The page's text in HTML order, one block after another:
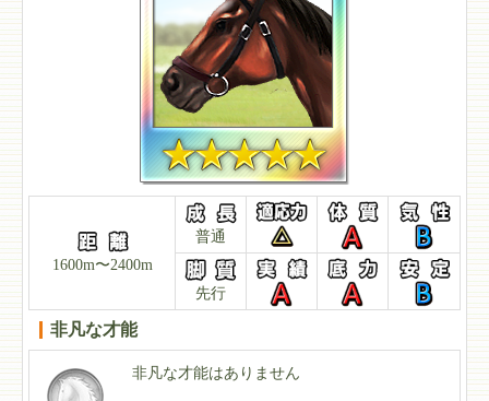
1600m〜2400m
普通
先行
非凡な才能
非凡な才能はありません